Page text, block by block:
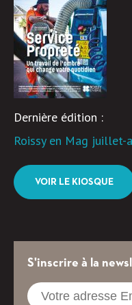
Dernière édition :
Roissy en Mag juillet-
VOIR LE KIOSQUE
S'inscrire à la